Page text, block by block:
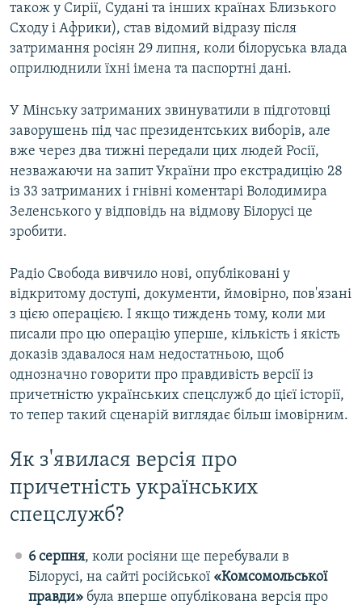
також у Сирії, Судані та інших країнах Близького
Сходу і Африки), став відомий відразу після
затримання росіян 29 липня, коли білоруська влада
оприлюднили їхні імена та паспортні дані.
У Мінську затриманих звинуватили в підготовці
заворушень під час президентських виборів, але
вже через два тижні передали цих людей Росії,
незважаючи на запит України про екстрадицію 28
із 33 затриманих і гнівні коментарі Володимира
Зеленського у відповідь на відмову Білорусі це
зробити.
Радіо Свобода вивчило нові, опубліковані у
відкритому доступі, документи, ймовірно, пов'язані
з цією операцією. І якщо тиждень тому, коли ми
писали про цю операцію уперше, кількість і якість
доказів здавалося нам недостатньою, щоб
однозначно говорити про правдивість версії із
причетністю українських спецслужб до цієї історії,
то тепер такий сценарій виглядає більш імовірним.
Як з'явилася версія про
причетність українських
спецслужб?
6 серпня, коли росіяни ще перебували в
Білорусі, на сайті російської «Комсомольської
правди» була вперше опублікована версія про